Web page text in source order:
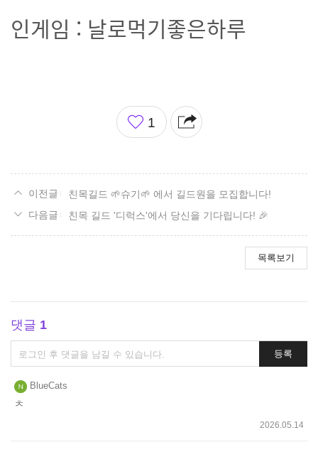
인게임 : 날로먹기좋은하루
좋
아
1
친목길드 🌱슈기🌱 에서 길드원을 모집합니다!
친목 길드 '디럭스'에서 당신을 기다립니다! 🎉
목록보기
댓글 1
댓
글
쓰
기
등록
BlueCats
ㅊ
2026.05.14